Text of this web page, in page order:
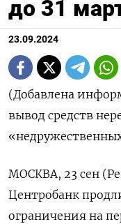
до 31
23.09.2024
(Добавлена
вывод средств
МОСКВА, 23 сен
Центробанк
ограничения на